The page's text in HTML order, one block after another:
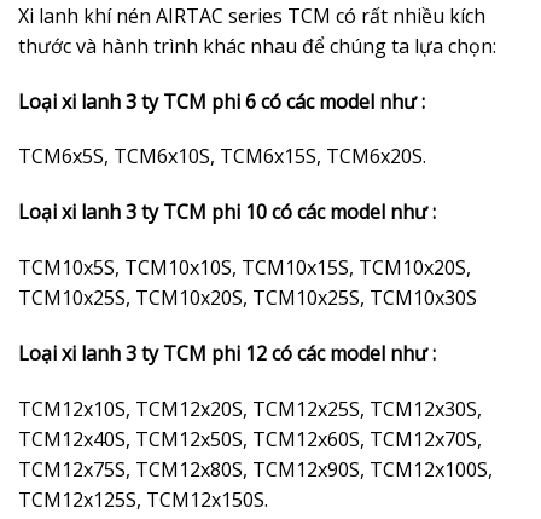
Xi lanh khí nén AIRTAC series TCM có rất nhiều kích
thước và hành trình khác nhau để chúng ta lựa chọn:
Loại xi lanh 3 ty TCM phi 6 có các model như :
TCM6x5S, TCM6x10S, TCM6x15S, TCM6x20S.
Loại xi lanh 3 ty TCM phi 10 có các model như :
TCM10x5S, TCM10x10S, TCM10x15S, TCM10x20S,
TCM10x25S, TCM10x20S, TCM10x25S, TCM10x30S
Loại xi lanh 3 ty TCM phi 12 có các model như :
TCM12x10S, TCM12x20S, TCM12x25S, TCM12x30S,
TCM12x40S, TCM12x50S, TCM12x60S, TCM12x70S,
TCM12x75S, TCM12x80S, TCM12x90S, TCM12x100S,
TCM12x125S, TCM12x150S.